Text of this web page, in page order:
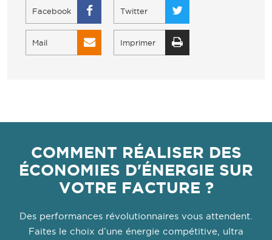
Facebook Twitter
Mail Imprimer
COMMENT RÉALISER DES
ÉCONOMIES D'ÉNERGIE SUR
VOTRE FACTURE ?
Des performances révolutionnaires vous attendent.
Faites le choix d’une énergie compétitive, ultra